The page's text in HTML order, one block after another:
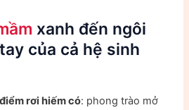
xanh đến ngôi
của cả hệ sinh
điểm rơi hiếm có: phong trào mở